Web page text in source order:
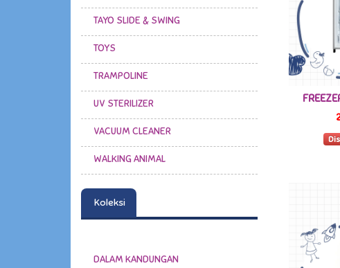
TAYO SLIDE & SWING
TOYS
TRAMPOLINE
UV STERILIZER
VACUUM CLEANER
WALKING ANIMAL
Koleksi
DALAM KANDUNGAN